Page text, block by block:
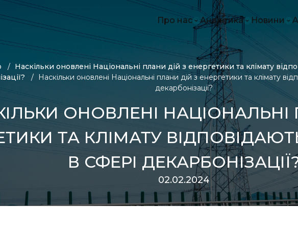
Про нас
Діяльність
Команда
Стажування та підтримка
Контакти
Аналітика
Війна в Україні
Моніторинги
Відновлення і
розвиток
Прозорість в
Розвиток
ринків
Клімат і
Енергетична
санкції
Видобувна галузь і
Захист споживачів
Новини
ринків
санкції
Захист
Інше
Наскільки оновлені Національні плани дій з енергетики та клімату
Наскільки оновлені Національні плани дій з енергетики та клімату
декарбонізації?
ОНОВЛЕНІ НАЦІОНАЛЬНІ
ТА КЛІМАТУ
В СФЕРІ
02.02.2024